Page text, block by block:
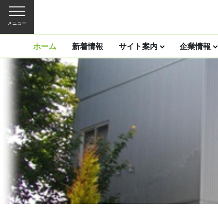
メニュー
ホーム 新着情報 サイト案内 企業情報